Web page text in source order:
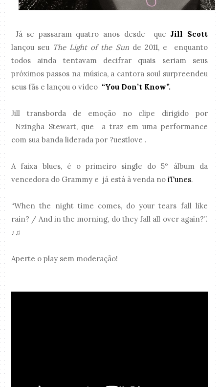
Já se passaram quatro anos desde que Jill Scott
lançou seu The Light of the Sunde 2011, e enquanto
todos ainda tentavam decifrar quais seriam seus
próximos passos na música, a cantora soul surpreendeu
seus fãs e lançou o vídeo “You Don’t Know”.
Jill transborda de emoção no clipe dirigido por
Nzingha Stewart, que a traz em uma performance
com sua banda liderada por ?uestlove .
A faixa blues, é o primeiro single do 5º álbum da
vencedora do Grammy e já está à venda noiTunes.
“When the night time comes, do your tears fall like
rain? / And in the morning, do they fall all over again?”.
♪♫
Aperte o play sem moderação!